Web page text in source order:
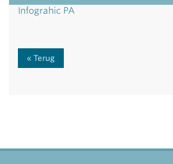
Infograhic PA
Terug